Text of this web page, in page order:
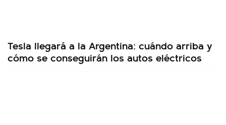
Tesla llegará a la Argentina: cuándo arriba y
cómo se conseguirán los autos eléctricos